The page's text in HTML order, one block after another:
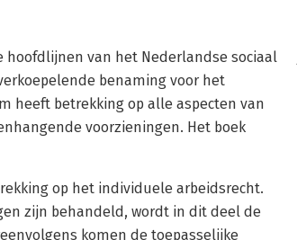
hoofdlijnen van het Nederlandse sociaal
benaming voor het
heeft betrekking op alle aspecten van
voorzieningen. Het boek
op het individuele arbeidsrecht.
zijn behandeld, wordt in dit deel de
komen de toepasselijke